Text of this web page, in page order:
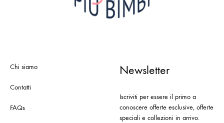
Chi siamo
Contatti
FAQs
Newsletter
Iscriviti per essere il primo a
conoscere offerte esclusive, offerte
speciali e collezioni in arrivo.